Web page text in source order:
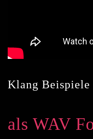
Klang Beispiele
als WAV